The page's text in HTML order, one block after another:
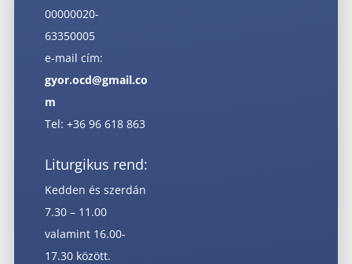
00000020-
63350005
e-mail cím:
gyor.ocd@gmail.co
m
Tel: +36 96 618 863
Liturgikus rend:
Kedden és szerdán
7.30 – 11.00
valamint 16.00-
17.30 között.